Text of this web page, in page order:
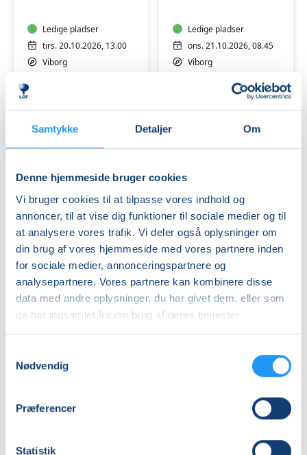
Samtykke Detaljer Om
Denne hjemmeside bruger cookies
Vi bruger cookies til at tilpasse vores indhold og
annoncer, til at vise dig funktioner til sociale medier og til
at analysere vores trafik. Vi deler også oplysninger om
din brug af vores hjemmeside med vores partnere inden
for sociale medier, annonceringspartnere og
analysepartnere. Vores partnere kan kombinere disse
data med andre oplysninger, du har givet dem, eller som
de har indsamlet fra din brug af deres tjenester.
Nødvendig
Præferencer
Statistik
iPhone/iPad
trin
2
Ledige pladser
tirs. 20.10.2026, 13.00
Viborg
iPhone/iPad
trin
1
Ledige pladser
ons. 21.10.2026, 08.45
Viborg
FVU
Digital
IT
-
iPhone
og
iPad
(2
&
3)
Ledige pladser
ons. 21.10.2026, 08.30
Viborg
Bente Jensby
FVU
Digital
IT
-
iPhone/iPad
trin
1
Ledige pladser
ons. 05.08.2026, 08.45
Viborg
Annette Frejmann